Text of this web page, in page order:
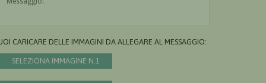
CARICARE DELLE IMMAGINI DA ALLEGARE AL MESSAGGIO:
SELEZIONA IMMAGINE N.1